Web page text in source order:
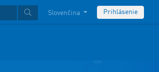
Slovenčina Prihlásenie